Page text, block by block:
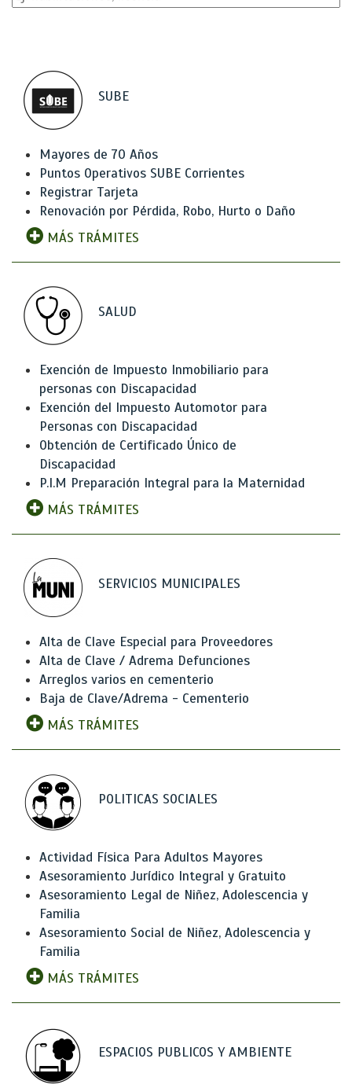
SUBE
Mayores de 70 Años
Puntos Operativos SUBE Corrientes
Registrar Tarjeta
Renovación por Pérdida, Robo, Hurto o Daño
MÁS TRÁMITES
SALUD
Exención de Impuesto Inmobiliario para
personas con Discapacidad
Exención del Impuesto Automotor para
Personas con Discapacidad
Obtención de Certificado Único de
Discapacidad
P.I.M Preparación Integral para la Maternidad
MÁS TRÁMITES
SERVICIOS MUNICIPALES
Alta de Clave Especial para Proveedores
Alta de Clave / Adrema Defunciones
Arreglos varios en cementerio
Baja de Clave/Adrema - Cementerio
MÁS TRÁMITES
POLITICAS SOCIALES
Actividad Física Para Adultos Mayores
Asesoramiento Jurídico Integral y Gratuito
Asesoramiento Legal de Niñez, Adolescencia y
Familia
Asesoramiento Social de Niñez, Adolescencia y
Familia
MÁS TRÁMITES
ESPACIOS PUBLICOS Y AMBIENTE